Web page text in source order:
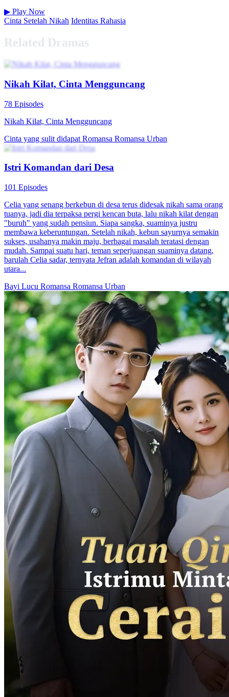
▶ Play Now
Cinta Setelah Nikah Identitas Rahasia
Related Dramas
Nikah Kilat, Cinta Mengguncang
78 Episodes
Nikah Kilat, Cinta Mengguncang
Cinta yang sulit didapat
Romansa Romansa Urban